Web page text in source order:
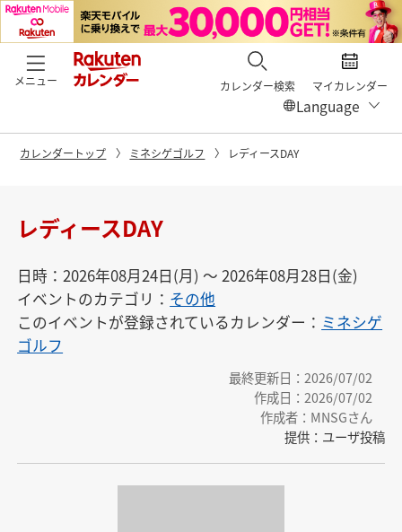
メニュー カレンダー検索 マイカレンダー
カレンダートップ ミネシゲゴルフ レディースDAY
レディースDAY
日時：2026年08月24日(月) 〜 2026年08月28日(金)
イベントのカテゴリ： その他
このイベントが登録されているカレンダー： ミネシゲ
ゴルフ
最終更新日：2026/07/02
作成日：2026/07/02
作成者：MNSGさん
提供：ユーザ投稿